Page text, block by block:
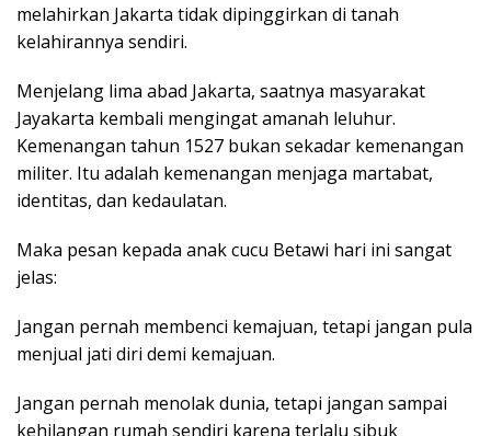
melahirkan Jakarta tidak dipinggirkan di tanah
kelahirannya sendiri.
Menjelang lima abad Jakarta, saatnya masyarakat
Jayakarta kembali mengingat amanah leluhur.
Kemenangan tahun 1527 bukan sekadar kemenangan
militer. Itu adalah kemenangan menjaga martabat,
identitas, dan kedaulatan.
Maka pesan kepada anak cucu Betawi hari ini sangat
jelas:
Jangan pernah membenci kemajuan, tetapi jangan pula
menjual jati diri demi kemajuan.
Jangan pernah menolak dunia, tetapi jangan sampai
kehilangan rumah sendiri karena terlalu sibuk